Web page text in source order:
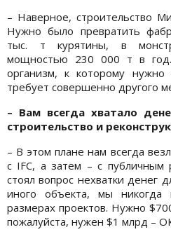
– Наверное, строительство
Нужно было превратить
тыс. т курятины, в
мощностью 230 000 т в
организм, к которому нужно
требует совершенно другого
– Вам всегда хватало
строительство и
– В этом плане нам всегда
с IFC, а затем – с публичным
стоял вопрос нехватки денег
иного объекта, мы никогда
размерах проектов. Нужно
пожалуйста, нужен $1 млрд –